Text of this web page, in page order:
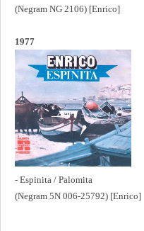
(Negram NG 2106) [Enrico]
1977
- Espinita / Palomita
(Negram 5N 006-25792) [Enrico]